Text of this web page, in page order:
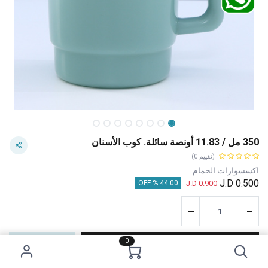
0
350 مل / 11.83 أونصة سائلة. كوب الأسنان
(تقييم 0)
اكسسوارات الحمام
0.500
0.900
J.D
44.00 % OFF
إضافة إلى عربة التسوق اشترِ الآن